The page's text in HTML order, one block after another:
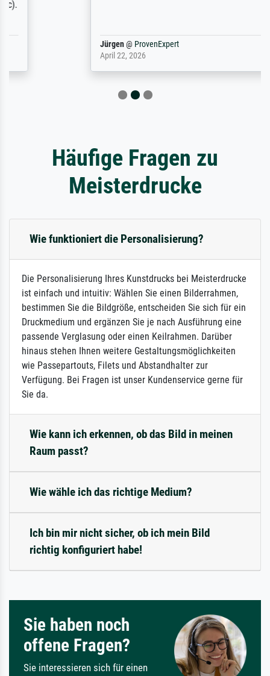
ProvenExpert
Häufige Fragen zu
Meisterdrucke
Wie funktioniert die Personalisierung?
Die Personalisierung Ihres Kunstdrucks bei Meisterdrucke
ist einfach und intuitiv: Wählen Sie einen Bilderrahmen,
bestimmen Sie die Bildgröße, entscheiden Sie sich für ein
Druckmedium und ergänzen Sie je nach Ausführung eine
passende Verglasung oder einen Keilrahmen. Darüber
hinaus stehen Ihnen weitere Gestaltungsmöglichkeiten
wie Passepartouts, Filets und Abstandhalter zur
Verfügung. Bei Fragen ist unser Kundenservice gerne für
Sie da.
Wie kann ich erkennen, ob das Bild in meinen
Raum passt?
Wie wähle ich das richtige Medium?
Ich bin mir nicht sicher, ob ich mein Bild
richtig konfiguriert habe!
Sie haben noch
offene Fragen?
Sie interessieren sich für einen